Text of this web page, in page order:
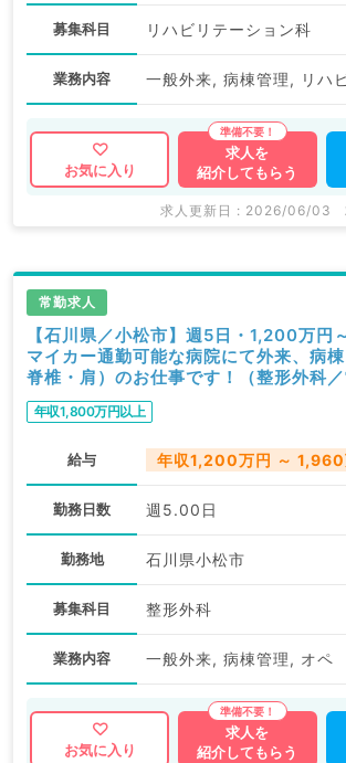
募集科目 リハビリテーション科
業務内容 一般外来, 病棟管理, リハ
お気に入り
求人を
紹介してもらう
求人更新日 : 2026/06/03
常勤求人
【石川県／小松市】週5日・1,200万
マイカー通勤可能な病院にて外来、病
脊椎・肩）のお仕事です！（整形外科／
年収1,800万円以上
給与 年収1,200万円 ～ 1,960
勤務日数 週5.00日
勤務地 石川県小松市
募集科目 整形外科
業務内容 一般外来, 病棟管理, オペ
お気に入り
求人を
紹介してもらう